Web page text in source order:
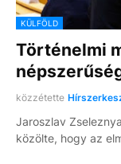
KÜLFÖLD
Történelmi
közzétette
Jaroszlav
közölte, hogy az